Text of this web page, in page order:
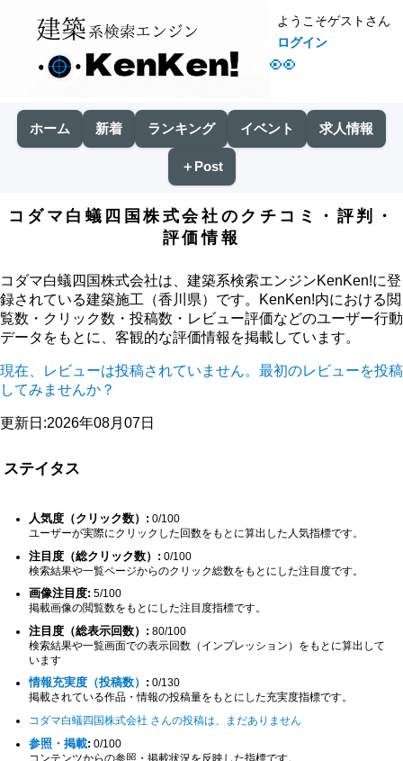
👀
ようこそゲストさん
ログイン
ホーム 新着 ランキング イベント 求人情報
＋Post
コダマ白蟻四国株式会社のクチコミ・評判・
評価情報
コダマ白蟻四国株式会社は、建築系検索エンジンKenKen!に登
録されている建築施工（香川県）です。KenKen!内における閲
覧数・クリック数・投稿数・レビュー評価などのユーザー行動
データをもとに、客観的な評価情報を掲載しています。
現在、レビューは投稿されていません。最初のレビューを投稿
してみませんか？
更新日:2026年08月07日
ステイタス
人気度（クリック数）: 0/100
ユーザーが実際にクリックした回数をもとに算出した人気指標です。
注目度（総クリック数）: 0/100
検索結果や一覧ページからのクリック総数をもとにした注目度です。
画像注目度: 5/100
掲載画像の閲覧数をもとにした注目度指標です。
注目度（総表示回数）: 80/100
検索結果や一覧画面での表示回数（インプレッション）をもとに算出して
います
情報充実度（投稿数） : 0/130
掲載されている作品・情報の投稿量をもとにした充実度指標です。
コダマ白蟻四国株式会社 さんの投稿は、まだありません
参照・掲載: 0/100
コンテンツからの参照・掲載状況を反映した指標です。